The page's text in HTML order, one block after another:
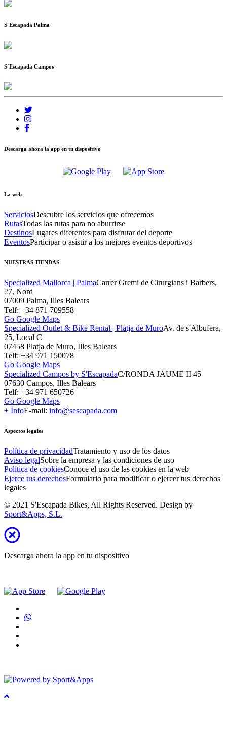
S´Escapada Palma
S´Escapada Campos
Descarga ahora la app en tu dispositivo
La web
ServiciosDescubre los servicios que ofrecemos
RutasTodas las rutas para no aburrirse
DestinosLugares diferentes para disfrutar del deporte
EventosParticipar o asistir a los mejores eventos deportivos
NUESTRAS TIENDAS
Specialized Mallorca | PalmaCarrer Gremi de Cirurgians i Barbers,
27, Nord
07009 Palma, Illes Balears
Telf: +34 871 709558
Go Google Maps
Specialized Outlet & Bike Rental | Platja de MuroAv. de s'Albufera,
25, Local C
07458 Platja de Muro, Illes Balears
Telf: +34 971 150078
Go Google Maps
Specialized Campos by S'EscapadaC/RONDA JAUME II 45
07630 Campos, Illes Balears
Telf: +34 971 650726
Go Google Maps
+ InfoE-mail: info@sescapada.com
Aspectos legales
Política de privacidadTratamiento y uso de los datos
Aviso legalSobre la empresa y las condiciones de uso
Política de cookiesConoce el uso de las cookies en la web
Ejerce tus derechosFormulario para modificar o ejercer tus derechos
legales
© 2021 S'Escapada Bikes, All Rights Reserved. Design by
Sport&Apps, S.L.
Descarga ahora la app en tu dispositivo